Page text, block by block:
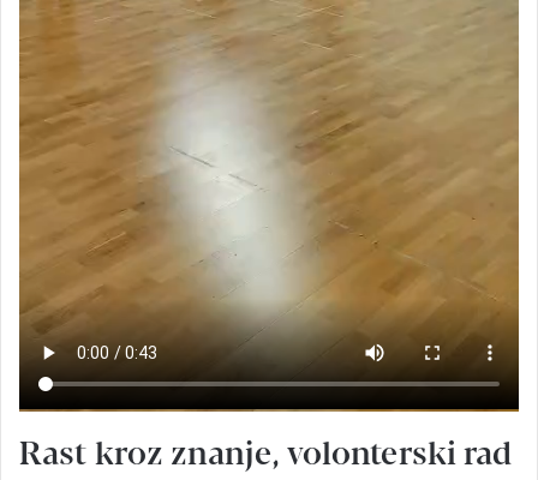
Rast kroz znanje, volonterski rad